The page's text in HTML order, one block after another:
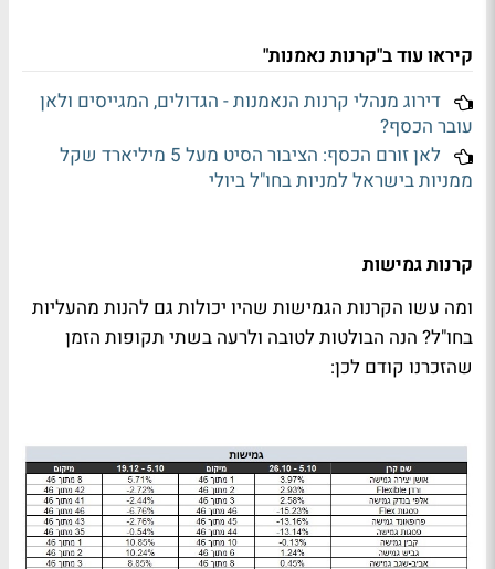
קיראו עוד ב"קרנות נאמנות"
דירוג מנהלי קרנות הנאמנות - הגדולים, המגייסים ולאן
עובר הכסף?
לאן זורם הכסף: הציבור הסיט מעל 5 מיליארד שקל
ממניות בישראל למניות בחו"ל ביולי
קרנות גמישות
ומה עשו הקרנות הגמישות שהיו יכולות גם להנות מהעליות
בחו"ל? הנה הבולטות לטובה ולרעה בשתי תקופות הזמן
שהזכרנו קודם לכן: